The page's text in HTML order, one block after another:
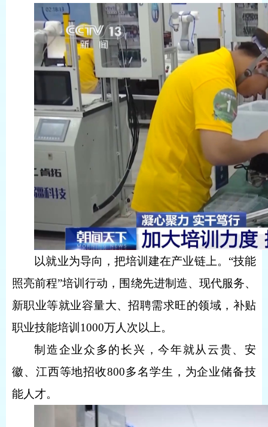
以就业为导向，把培训建在产业链上。“技能
照亮前程”培训行动，围绕先进制造、现代服务、
新职业等就业容量大、招聘需求旺的领域，补贴
职业技能培训1000万人次以上。
制造企业众多的长兴，今年就从云贵、安
徽、江西等地招收800多名学生，为企业储备技
能人才。